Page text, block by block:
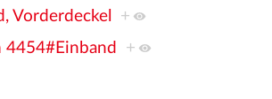
Vorderdeckel
+
4454#Einband
+